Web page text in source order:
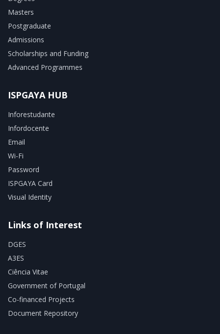
Masters
Postgraduate
Admissions
Scholarships and Funding
Advanced Programmes
ISPGAYA HUB
Inforestudante
Infordocente
Email
Wi-Fi
Password
ISPGAYA Card
Visual Identity
Links of Interest
DGES
A3ES
Ciência Vitae
Government of Portugal
Co-financed Projects
Document Repository